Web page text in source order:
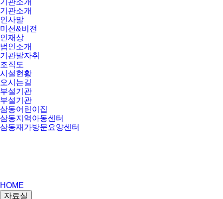
기관소개
기관소개
인사말
미션&비전
인재상
법인소개
기관발자취
조직도
시설현황
오시는길
부설기관
부설기관
삼동어린이집
삼동지역아동센터
삼동재가방문요양센터
HOME
자료실